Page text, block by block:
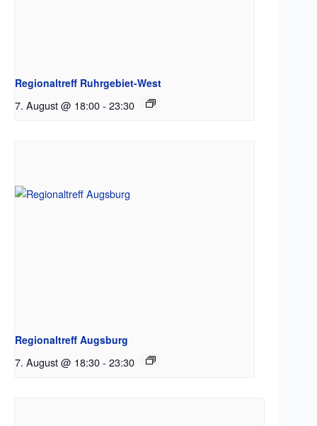
Regionaltreff Ruhrgebiet-West
7. August @ 18:00- 23:30
Regionaltreff Augsburg
7. August @ 18:30- 23:30